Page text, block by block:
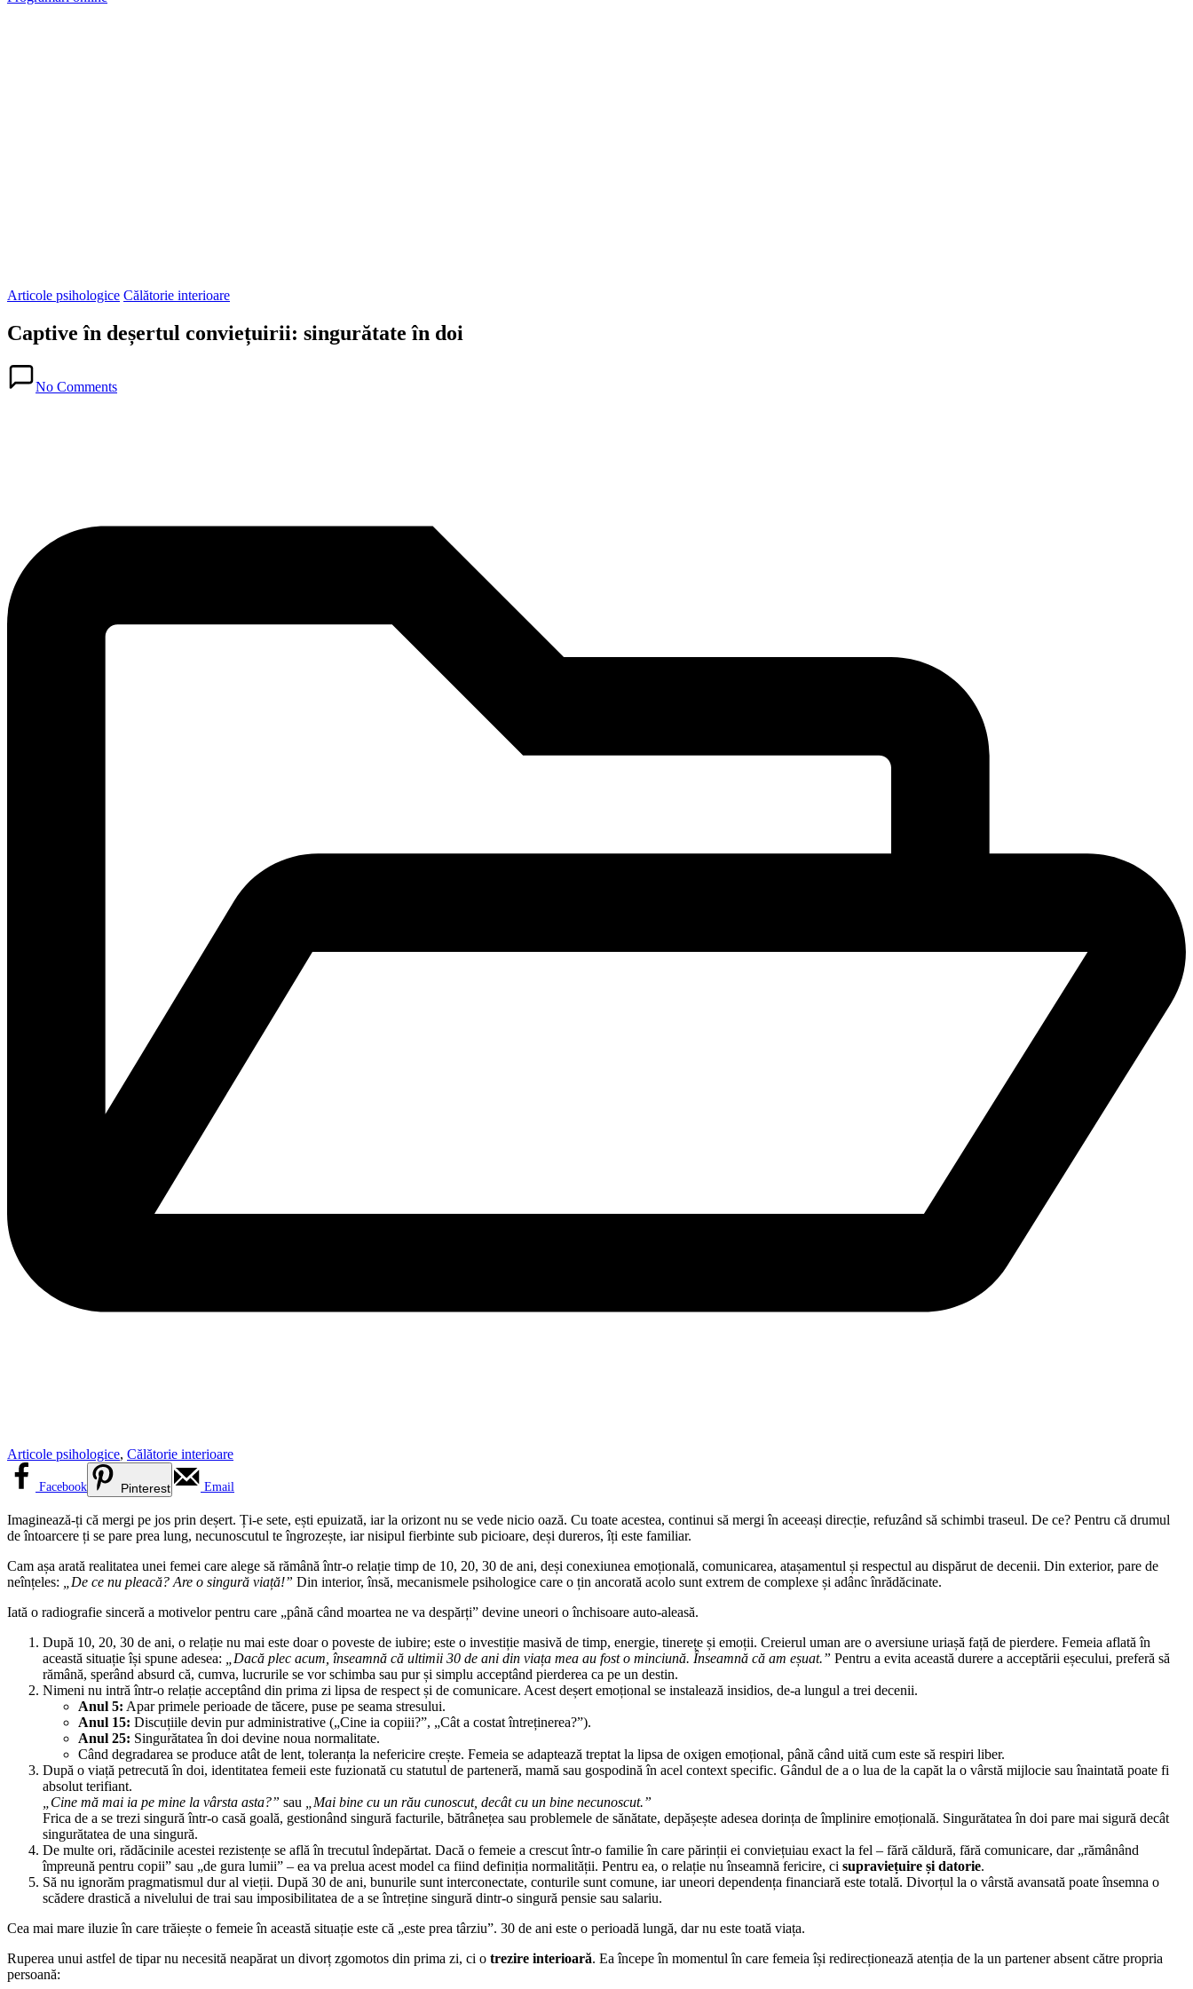
Posted
Articole psihologice Călătorie interioare
Captive în deșertul conviețuirii: singurătate în doi
No Commentsin
Articole psihologice, Călătorie interioare
Facebook Pinterest Email
Imaginează-ți că mergi pe jos prin deșert. Ți-e sete, ești epuizată, iar la orizont nu se vede nicio oază. Cu toate acestea, continui să mergi în aceeași direcție, refuzând să schimbi traseul. De ce? Pentru că drumul
de întoarcere ți se pare prea lung, necunoscutul te îngrozește, iar nisipul fierbinte sub picioare, deși dureros, îți este familiar.
Cam așa arată realitatea unei femei care alege să rămână într-o relație timp de 10, 20, 30 de ani, deși conexiunea emoțională, comunicarea, atașamentul și respectul au dispărut de decenii. Din exterior, pare de
neînțeles:
„De ce nu pleacă? Are o singură viață!” Din interior, însă, mecanismele psihologice care o țin ancorată acolo sunt extrem de complexe și adânc înrădăcinate.
Iată o radiografie sinceră a motivelor pentru care „până când moartea ne va despărți” devine uneori o închisoare auto-aleasă.
După 10, 20, 30 de ani, o relație nu mai este doar o poveste de iubire; este o investiție masivă de timp, energie, tinerețe și emoții. Creierul uman are o aversiune uriașă față de pierdere. Femeia aflată în
această situație își spune adesea:
„Dacă plec acum, înseamnă că ultimii 30 de ani din viața mea au fost o minciună. Înseamnă că am eșuat.” Pentru a evita această durere a acceptării eșecului, preferă să
rămână, sperând absurd că, cumva, lucrurile se vor schimba sau pur și simplu acceptând pierderea ca pe un destin.
Nimeni nu intră într-o relație acceptând din prima zi lipsa de respect și de comunicare. Acest deșert emoțional se instalează insidios, de-a lungul a trei decenii.
Anul 5: Apar primele perioade de tăcere, puse pe seama stresului.
Anul 15: Discuțiile devin pur administrative („Cine ia copiii?”, „Cât a costat întreținerea?”).
Anul 25: Singurătatea în doi devine noua normalitate.
Când degradarea se produce atât de lent, toleranța la nefericire crește. Femeia se adaptează treptat la lipsa de oxigen emoțional, până când uită cum este să respiri liber.
După o viață petrecută în doi, identitatea femeii este fuzionată cu statutul de parteneră, mamă sau gospodină în acel context specific. Gândul de a o lua de la capăt la o vârstă mijlocie sau înaintată poate fi
absolut terifiant.
„Cine mă mai ia pe mine la vârsta asta?” sau
„Mai bine cu un rău cunoscut, decât cu un bine necunoscut.”
Frica de a se trezi singură într-o casă goală, gestionând singură facturile, bătrânețea sau problemele de sănătate, depășește adesea dorința de împlinire emoțională. Singurătatea în doi pare mai sigură decât
singurătatea de una singură.
De multe ori, rădăcinile acestei rezistențe se află în trecutul îndepărtat. Dacă o femeie a crescut într-o familie în care părinții ei conviețuiau exact la fel – fără căldură, fără comunicare, dar „rămânând
împreună pentru copii” sau „de gura lumii” – ea va prelua acest model ca fiind definiția normalității. Pentru ea, o relație nu înseamnă fericire, ci supraviețuire și datorie.
Să nu ignorăm pragmatismul dur al vieții. După 30 de ani, bunurile sunt interconectate, conturile sunt comune, iar uneori dependența financiară este totală. Divorțul la o vârstă avansată poate însemna o
scădere drastică a nivelului de trai sau imposibilitatea de a se întreține singură dintr-o singură pensie sau salariu.
Cea mai mare iluzie în care trăiește o femeie în această situație este că „este prea târziu”. 30 de ani este o perioadă lungă, dar nu este toată viața.
Ruperea unui astfel de tipar nu necesită neapărat un divorț zgomotos din prima zi, ci o trezire interioară. Ea începe în momentul în care femeia își redirecționează atenția de la un partener absent către propria
persoană: